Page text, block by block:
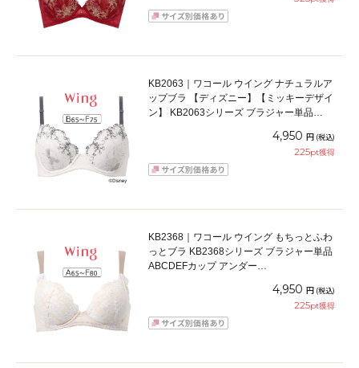
KB2063｜ワコール ウイング ナチュラルア
ップブラ 【ディズニー】【ミッキーデザイ
ン】 KB2063シリーズ ブラジャー単品
4,950 円 (税込)
225pt獲得
KB2368｜ワコール ウイング もちっとふわ
っとブラ KB2368シリーズ ブラジャー単品
ABCDEFカップ アンダー
4,950 円 (税込)
225pt獲得